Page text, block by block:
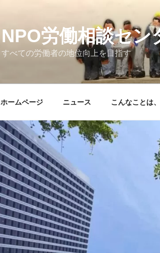
NPO労働相談セン
すべての労働者の地位向上を目指す
ホームページ ニュース こんなことは